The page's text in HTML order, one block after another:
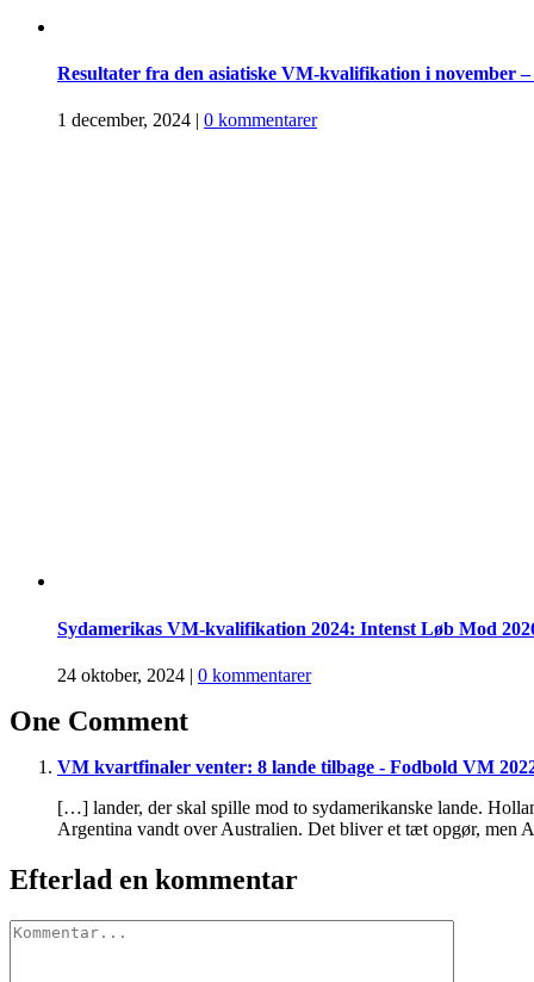
Resultater fra den asiatiske VM-kvalifikation i november
1 december, 2024 0 kommentarer
Sydamerikas VM-kvalifikation 2024: Intenst Løb Mod
24 oktober, 2024 | 0 kommentarer
One Comment
VM kvartfinaler venter: 8 lande tilbage - Fodbold VM
[…] lander, der skal spille mod to sydamerikanske lande.
Argentina vandt over Australien. Det bliver et tæt opgør, men
Efterlad en kommentar
Comment